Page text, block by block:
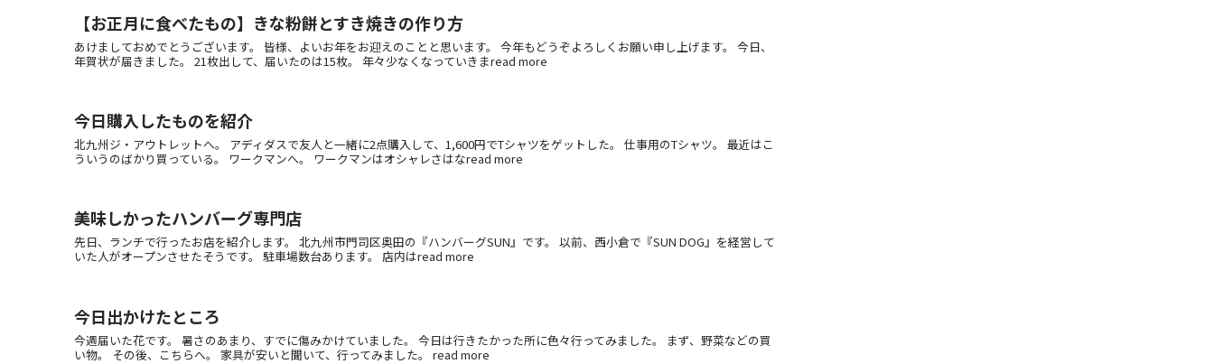
【お正月に食べたもの】きな粉餅とすき焼きの作り方
あけましておめでとうございます。 皆様、よいお年をお迎えのことと思います。 今年もどうぞよろしくお願い申し上げます。 今日、
年賀状が届きました。 21枚出して、届いたのは15枚。 年々少なくなっていきまread more
今日購入したものを紹介
北九州ジ・アウトレットへ。 アディダスで友人と一緒に2点購入して、1,600円でTシャツをゲットした。 仕事用のTシャツ。 最近はこ
ういうのばかり買っている。 ワークマンへ。 ワークマンはオシャレさはなread more
美味しかったハンバーグ専門店
先日、ランチで行ったお店を紹介します。 北九州市門司区奥田の『ハンバーグSUN』です。 以前、西小倉で『SUN DOG』を経営して
いた人がオープンさせたそうです。 駐車場数台あります。 店内はread more
今日出かけたところ
今週届いた花です。 暑さのあまり、すでに傷みかけていました。 今日は行きたかった所に色々行ってみました。 まず、野菜などの買
い物。 その後、こちらへ。 家具が安いと聞いて、行ってみました。 read more